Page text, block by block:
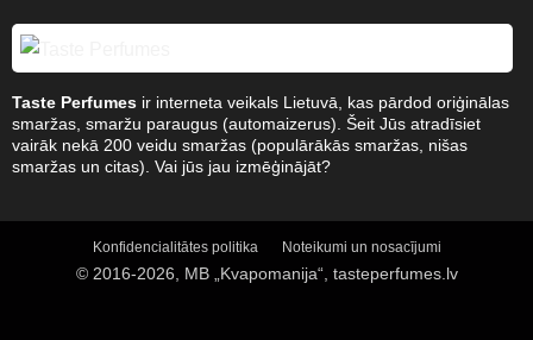
Taste Perfumesir interneta veikals Lietuvā, kas pārdod oriģinālas
smaržas, smaržu paraugus (automaizerus). Šeit Jūs atradīsiet
vairāk nekā 200 veidu smaržas (populārākās smaržas, nišas
smaržas un citas). Vai jūs jau izmēģinājāt?
Konfidencialitātes politika Noteikumi un nosacījumi
© 2016-2026, MB „Kvapomanija“, tasteperfumes.lv